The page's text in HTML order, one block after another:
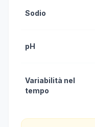
Sodio
pH
Variabilità nel
tempo